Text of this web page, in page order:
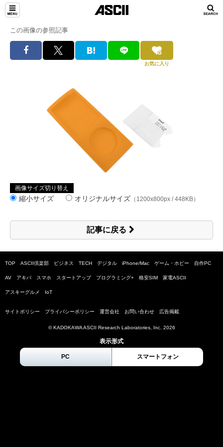
この画像の参照記事
お気に入り
画像サイズ切り替え
縮小サイズ オリジナルサイズ （1200x800px / 448KB）
記事に戻る
TOP ASCII倶楽部 ビジネス TECH デジタル iPhone/Mac ゲーム・ホビー 自作PC
AV アキバ スマホ スタートアップ プログラミング+ 格安SIM 家電ASCII
アスキーグルメ IoT
サイトポリシー プライバシーポリシー 運営会社 お問い合わせ 広告掲載
© KADOKAWA ASCII Research Laboratories, Inc. 2026
表示形式
PC スマートフォン